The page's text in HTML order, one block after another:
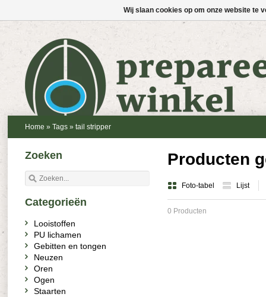
Home » Tags » tail stripper
Producten
Foto-tabel Lijst
0 Producten
Zoeken
Categorieën
Looistoffen
PU lichamen
Gebitten en tongen
Neuzen
Oren
Ogen
Staarten
Wij slaan cookies op om onze website te